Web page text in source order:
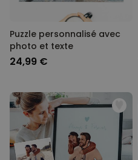
Puzzle personnalisé avec
photo et texte
24,99 €